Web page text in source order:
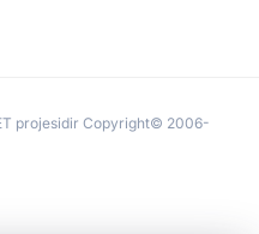
projesidir Copyright© 2006-